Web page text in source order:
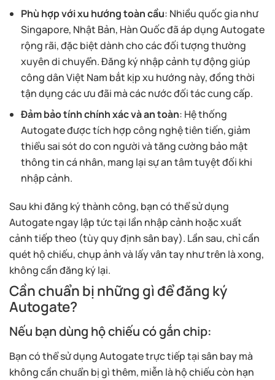
Phù hợp với xu hướng toàn cầu: Nhiều quốc gia như
Singapore, Nhật Bản, Hàn Quốc đã áp dụng Autogate
rộng rãi, đặc biệt dành cho các đối tượng thường
xuyên di chuyển. Đăng ký nhập cảnh tự động giúp
công dân Việt Nam bắt kịp xu hướng này, đồng thời
tận dụng các ưu đãi mà các nước đối tác cung cấp.
Đảm bảo tính chính xác và an toàn: Hệ thống
Autogate được tích hợp công nghệ tiên tiến, giảm
thiểu sai sót do con người và tăng cường bảo mật
thông tin cá nhân, mang lại sự an tâm tuyệt đối khi
nhập cảnh.
Sau khi đăng ký thành công, bạn có thể sử dụng
Autogate ngay lập tức tại lần nhập cảnh hoặc xuất
cảnh tiếp theo (tùy quy định sân bay). Lần sau, chỉ cần
quét hộ chiếu, chụp ảnh và lấy vân tay như trên là xong,
không cần đăng ký lại.
Cần chuẩn bị những gì để đăng ký
Autogate?
Nếu bạn dùng hộ chiếu có gắn chip:
Bạn có thể sử dụng Autogate trực tiếp tại sân bay mà
không cần chuẩn bị gì thêm, miễn là hộ chiếu còn hạn